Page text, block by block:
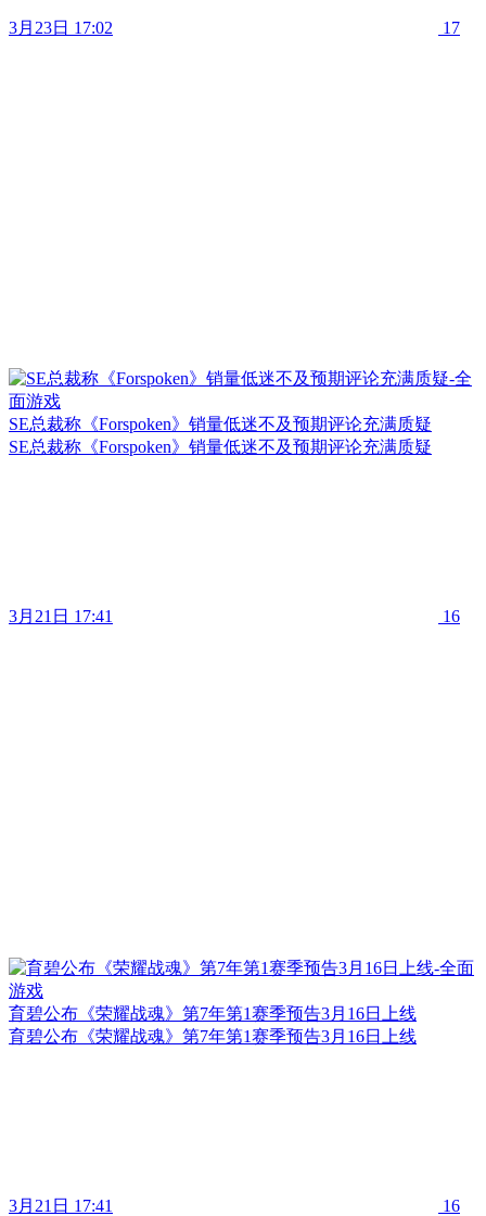
3月23日 17:02 17
SE总裁称《Forspoken》销量低迷不及预期评论充满质疑
SE总裁称《Forspoken》销量低迷不及预期评论充满质疑
3月21日 17:41 16
育碧公布《荣耀战魂》第7年第1赛季预告3月16日上线
育碧公布《荣耀战魂》第7年第1赛季预告3月16日上线
3月21日 17:41 16